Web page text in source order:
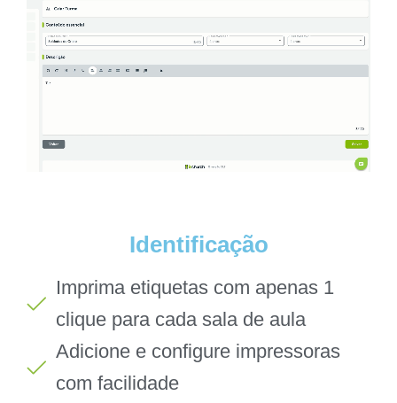
Identificação
Imprima etiquetas com apenas 1
clique para cada sala de aula
Adicione e configure impressoras
com facilidade